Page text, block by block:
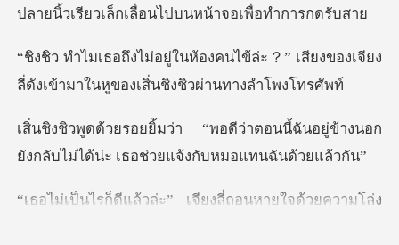
ประวัติการอ่าน
ออกจากระบบ
ดาวน์โหลดแอป
เลื่อนไปบนหน้าจอเ
้ล่ะ？” เสียงของเจียง
ลี่ดังเข้ามาในห
าตอนนี้ฉันอยู่ข้างนอก
ยังกลับไม่ได้น
” เจียงลี่ถอนหายใจด้วยคว